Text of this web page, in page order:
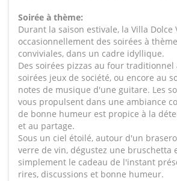
Soirée à thème:
Durant la saison estivale, la Villa Dolce
occasionnellement des soirées à
conviviales, dans un cadre idyllique.
Des soirées pizzas au four traditionnel
soirées jeux de société, ou encore au
notes de musique d'une guitare. Les
vous propulsent dans une ambiance
de bonne humeur est propice à la
et au partage.
Sous un ciel étoilé, autour d'un
verre de vin, dégustez une bruschetta
simplement le cadeau de l'instant
rires, discussions et bonne humeur.